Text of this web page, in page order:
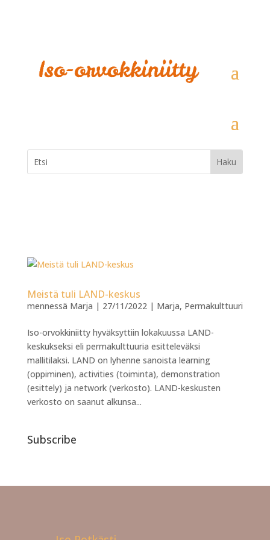
Meistä tuli LAND-keskus
mennessä Marja | 27/11/2022| Marja, Permakulttuuri
Iso-orvokkiniitty hyväksyttiin lokakuussa LAND-
keskukseksi eli permakulttuuria esitteleväksi
mallitilaksi. LAND on lyhenne sanoista learning
(oppiminen), activities (toiminta), demonstration
(esittely) ja network (verkosto). LAND-keskusten
verkosto on saanut alkunsa...
Subscribe